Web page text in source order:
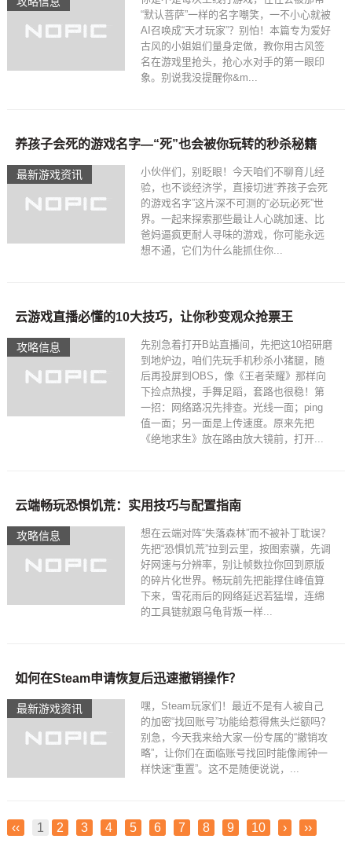
“默认菩萨”一样的名字嘲笑，一不小心就被
AI召唤成“天才玩家”？别怕！本篇专为爱好
古风的小姐姐们量身定做，教你用古风签
名在游戏里抢头，抢心水对手的第一眼印
象。别说我没提醒你&m...
最新游戏资讯
养孩子会死的游戏名字—“死”也会被你玩转的秒杀秘籍
小伙伴们，别眨眼！今天咱们不聊育儿经
验，也不谈经济学，直接切进“养孩子会死
的游戏名字”这片深不可测的“必玩必死”世
界。一起来探索那些最让人心跳加速、比
爸妈逼疯更耐人寻味的游戏，你可能永远
想不通，它们为什么能抓住你...
攻略信息
云游戏直播必懂的10大技巧，让你秒变观众抢票王
先别急着打开B站直播间，先把这10招研磨
到地炉边，咱们先玩手机秒杀小猪腿，随
后再投屏到OBS，像《王者荣耀》那样向
下捡点热搜，手舞足蹈，套路也很稳！第
一招：网络路况先排查。光线一面；ping
值一面；另一面是上传速度。原来先把
《绝地求生》放在路由放大镜前，打开...
攻略信息
云端畅玩恐惧饥荒：实用技巧与配置指南
想在云端对阵“失落森林”而不被补丁耽误？
先把“恐惧饥荒”拉到云里，按图索骥，先调
好网速与分辨率，别让帧数拉你回到原版
的碎片化世界。畅玩前先把能撑住峰值算
下来，雪花雨后的网络延迟若猛增，连绵
的工具链就跟乌龟背叛一样...
最新游戏资讯
如何在Steam申请恢复后迅速撤销操作？
嘿，Steam玩家们！最近不是有人被自己
的加密“找回账号”功能给惹得焦头烂额吗？
别急，今天我来给大家一份专属的“撤销攻
略”，让你们在面临账号找回时能像闹钟一
样快速“重置”。这不是随便说说，...
‹‹ 1 2 3 4 5 6 7 8 9 10 › ››